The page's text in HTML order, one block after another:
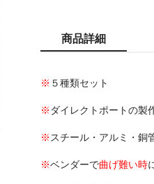
商品詳細
※ ５種類セット
※ ダイレクトポートの製
※スチール・アルミ・銅
※ベンダーで曲げ難い時